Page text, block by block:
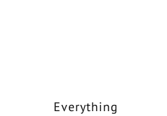
Everything